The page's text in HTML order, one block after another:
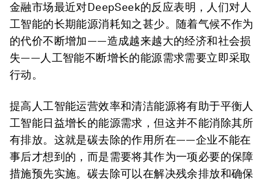
金融市场最近对DeepSeek的反应表明，人们对人
工智能的长期能源消耗知之甚少。随着气候不作为
的代价不断增加——造成越来越大的经济和社会损
失——人工智能不断增长的能源需求需要立即采取
行动。
提高人工智能运营效率和清洁能源将有助于平衡人
工智能日益增长的能源需求，但这并不能消除其所
有排放。这就是碳去除的作用所在——企业不能在
事后才想到的，而是需要将其作为一项必要的保障
措施预先实施。碳去除可以在解决残余排放和确保